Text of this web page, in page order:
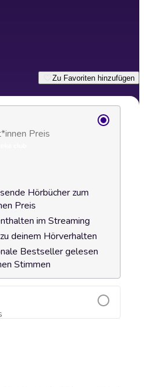
Zu Favoriten hinzufügen
Preis
Hörbücher zum
Preis
im Streaming
deinem Hörverhalten
Bestseller gelesen
Stimmen
hinzufügen